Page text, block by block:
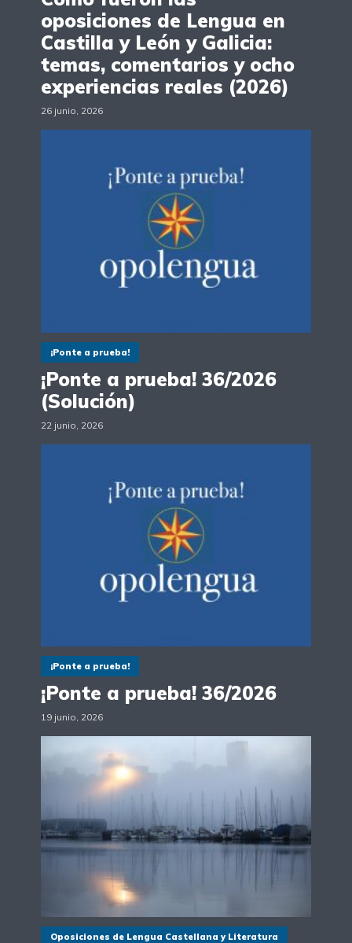
oposiciones de Lengua en
Castilla y León y Galicia:
temas, comentarios y ocho
experiencias reales (2026)
26 junio, 2026
¡Ponte a prueba!
¡Ponte a prueba! 36/2026
(Solución)
22 junio, 2026
¡Ponte a prueba!
¡Ponte a prueba! 36/2026
19 junio, 2026
Oposiciones de Lengua Castellana y Literatura